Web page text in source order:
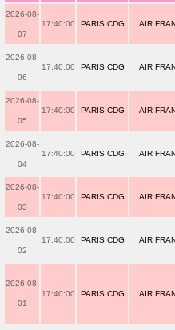
2026-08-
07
17:40:00 PARIS CDG AIR
2026-08-
06
17:40:00 PARIS CDG AIR
2026-08-
05
17:40:00 PARIS CDG AIR
2026-08-
04
17:40:00 PARIS CDG AIR
2026-08-
03
17:40:00 PARIS CDG AIR
2026-08-
02
17:40:00 PARIS CDG AIR
2026-08-
01
17:40:00 PARIS CDG AIR